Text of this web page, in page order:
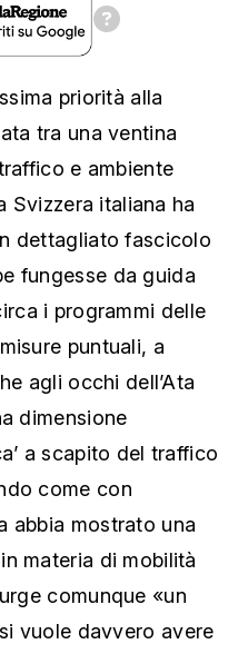
priorità alla
tra una ventina
e ambiente
Svizzera italiana ha
dettagliato fascicolo
fungesse da guida
i programmi delle
puntuali, a
agli occhi dell’Ata
dimensione
a scapito del traffico
come con
abbia mostrato una
materia di mobilità
comunque «un
vuole davvero avere